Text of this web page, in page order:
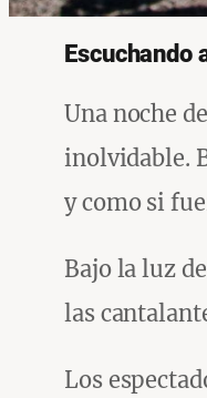
Escuchando
Una noche
inolvidable.
y como si
Bajo la luz
las
Los